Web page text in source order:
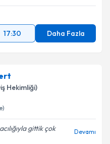
17:30 Daha Fazla
Hekimliği)
gittik çok
Devamı